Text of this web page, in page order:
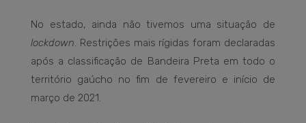
No estado, ainda não tivemos uma situação de
lockdown. Restrições mais rígidas foram declaradas
após a classificação de Bandeira Preta em todo o
território gaúcho no fim de fevereiro e início de
março de 2021.